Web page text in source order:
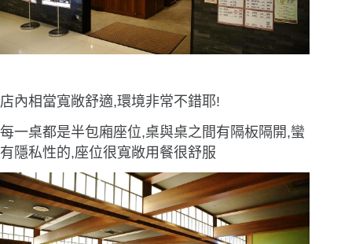
店內相當寬敞舒適,環境非常不錯耶!
每一桌都是半包廂座位,桌與桌之間有隔板隔開,蠻
有隱私性的,座位很寬敞用餐很舒服